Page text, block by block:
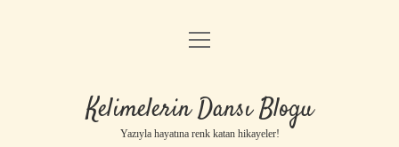
Anasayfa
Yasal Uyarı
menüyü
Kelimelerin Dansı Blogu
Yazıyla hayatına renk katan hikayeler!